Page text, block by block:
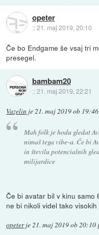
opeter
::21. maj 2019, 20:10
Če bo Endgame še vsaj tri
presegel.
bambam20
::21. maj 2019, 22:21
Vazelin je21. maj 2019 ob 19:46
Mah folk je hodu gledat
nimaš tega vibe-a. Če bi
in številu potencialnih
milijardice
Če bi avatar bil v kinu samo
ne bi nikoli videl tako visokih
opeterje21. maj 2019 ob 20:10